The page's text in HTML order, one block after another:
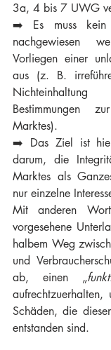
3a, 4 bis 7 UWG
➡️ Es muss kein
nachgewiesen
Vorliegen einer
aus (z. B.
Bestimmungen
Marktes).
➡️ Das Ziel ist
darum, die
Marktes als
nur einzelne
Mit anderen
vorgesehene
halbem Weg
und
ab, einen „
Schäden, die
entstanden sind.